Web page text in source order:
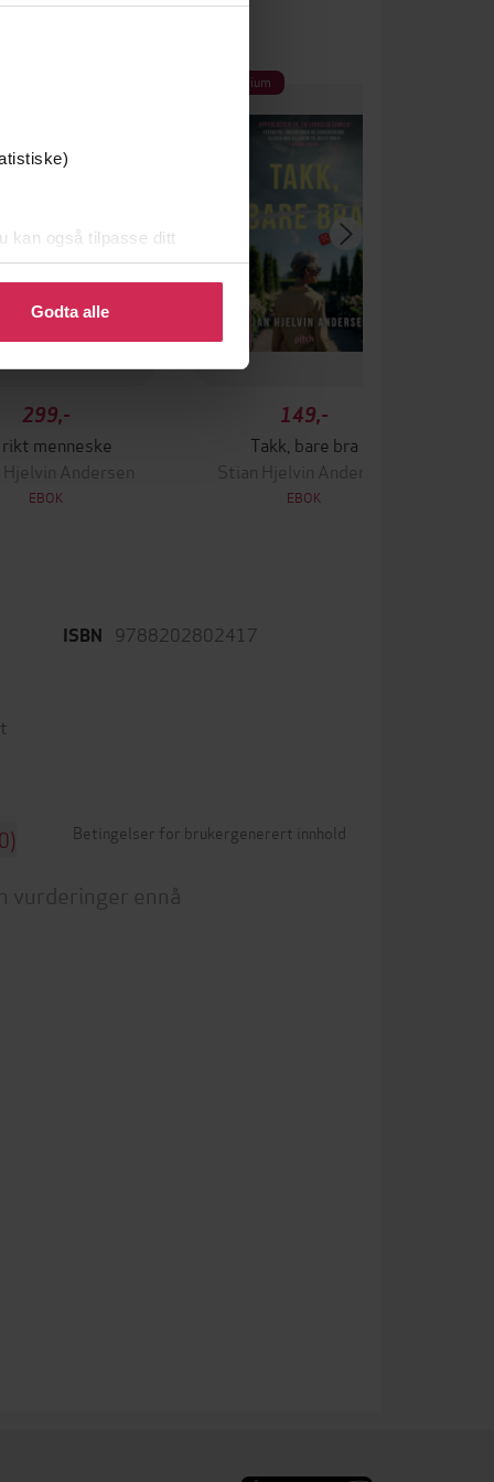
kan også tilpasse ditt
eller endre ditt samtykke.
Godta alle
299,-
menneske
Andersen
EBOK
Premium
149,-
Takk, bare bra
Stian Hjelvin Andersen
EBOK
ISBN 9788202802417
Betingelser for brukergenerert innhold
vurderinger ennå